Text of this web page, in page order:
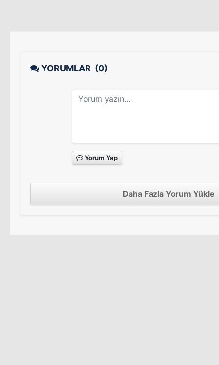
YORUMLAR (0)
Yorum Yap
Daha Fazla Yorum Yükle